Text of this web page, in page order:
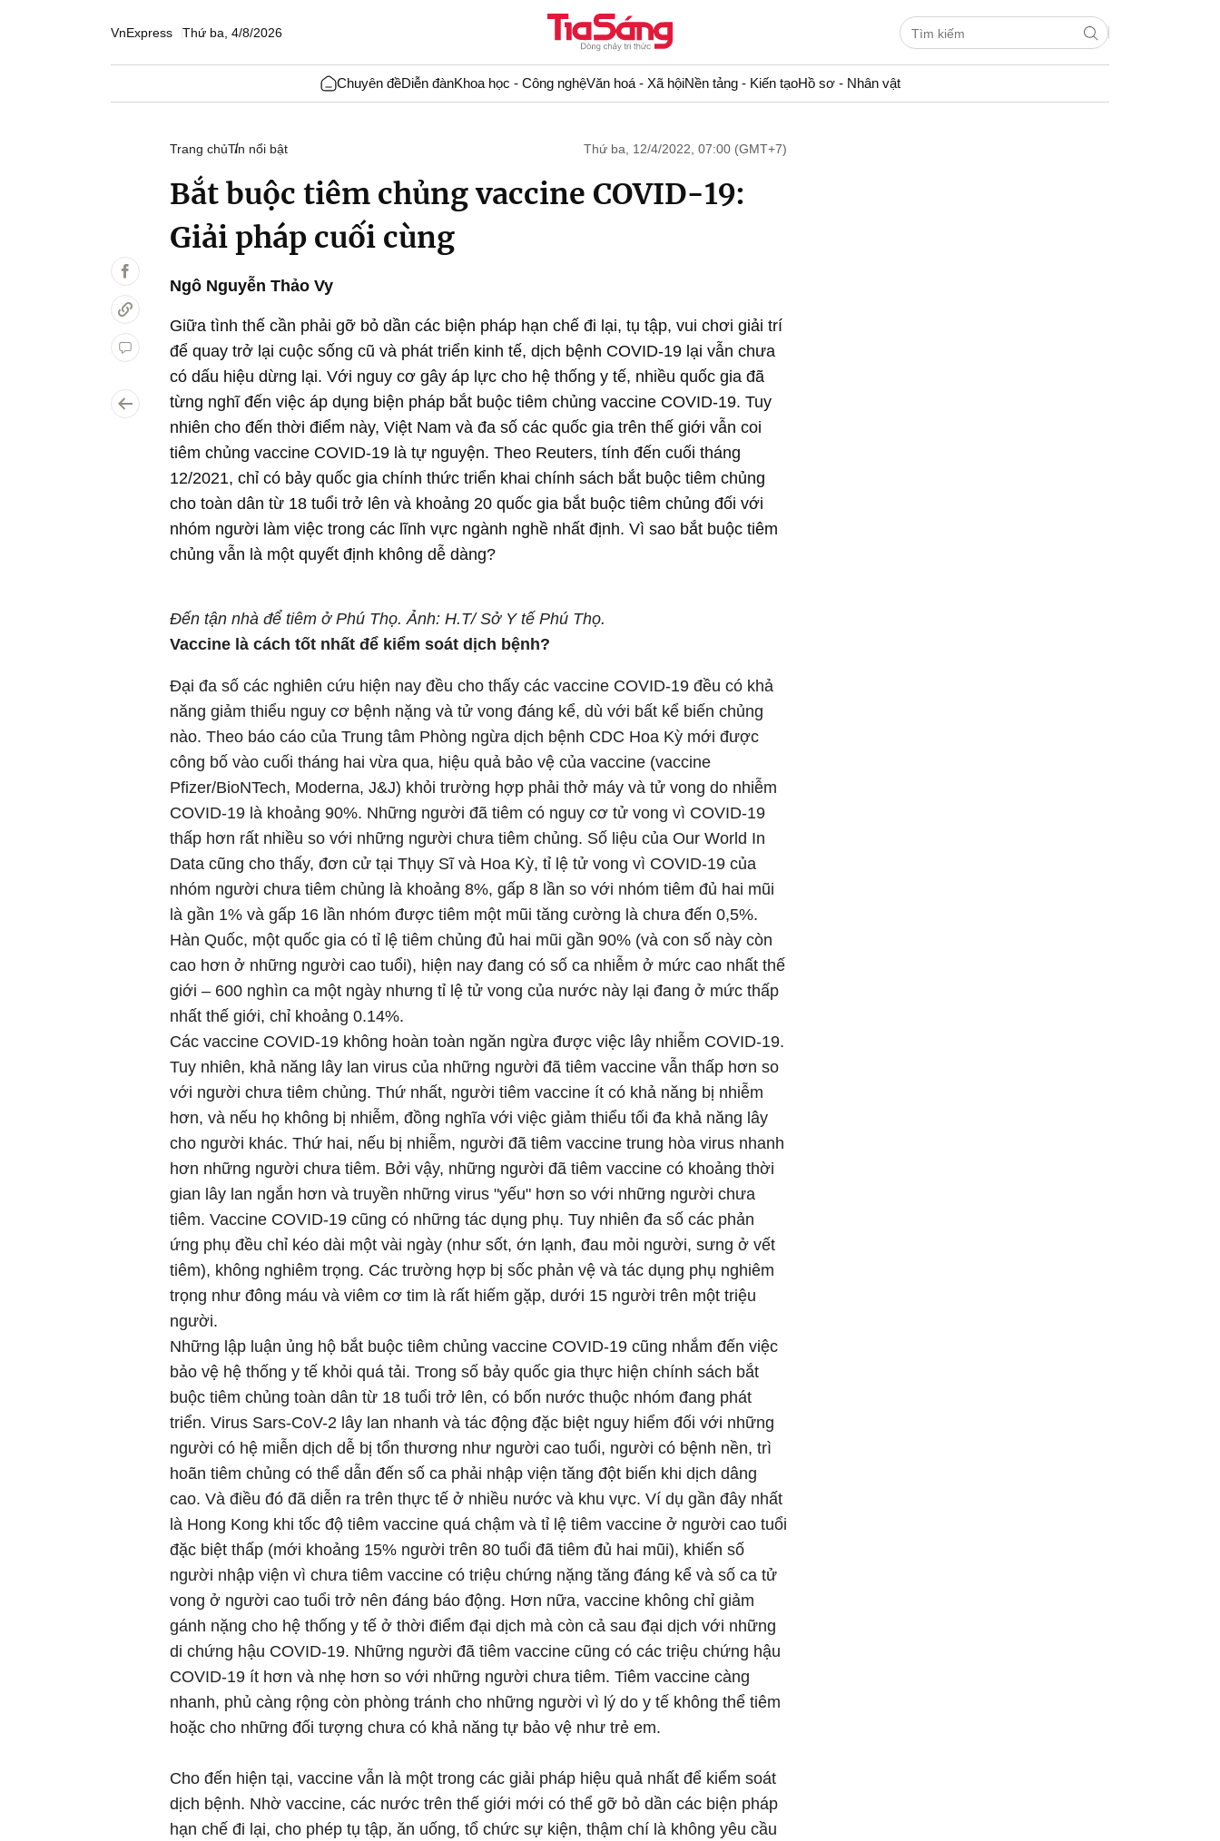
VnExpress Thứ ba, 4/8/2026
Chuyên đềDiễn đànKhoa học - Công nghệVăn hoá - Xã hộiNền tảng - Kiến tạoHồ sơ - Nhân vật
Trang chủTin nổi bật Thứ ba, 12/4/2022, 07:00 (GMT+7)
Bắt buộc tiêm chủng vaccine COVID-19:
Giải pháp cuối cùng
Ngô Nguyễn Thảo Vy
Giữa tình thế cần phải gỡ bỏ dần các biện pháp hạn chế đi lại, tụ tập, vui chơi giải trí
để quay trở lại cuộc sống cũ và phát triển kinh tế, dịch bệnh COVID-19 lại vẫn chưa
có dấu hiệu dừng lại. Với nguy cơ gây áp lực cho hệ thống y tế, nhiều quốc gia đã
từng nghĩ đến việc áp dụng biện pháp bắt buộc tiêm chủng vaccine COVID-19. Tuy
nhiên cho đến thời điểm này, Việt Nam và đa số các quốc gia trên thế giới vẫn coi
tiêm chủng vaccine COVID-19 là tự nguyện. Theo Reuters, tính đến cuối tháng
12/2021, chỉ có bảy quốc gia chính thức triển khai chính sách bắt buộc tiêm chủng
cho toàn dân từ 18 tuổi trở lên và khoảng 20 quốc gia bắt buộc tiêm chủng đối với
nhóm người làm việc trong các lĩnh vực ngành nghề nhất định. Vì sao bắt buộc tiêm
chủng vẫn là một quyết định không dễ dàng?
Đến tận nhà để tiêm ở Phú Thọ. Ảnh: H.T/ Sở Y tế Phú Thọ.
Vaccine là cách tốt nhất để kiểm soát dịch bệnh?
Đại đa số các nghiên cứu hiện nay đều cho thấy các vaccine COVID-19 đều có khả
năng giảm thiểu nguy cơ bệnh nặng và tử vong đáng kể, dù với bất kể biến chủng
nào. Theo báo cáo của Trung tâm Phòng ngừa dịch bệnh CDC Hoa Kỳ mới được
công bố vào cuối tháng hai vừa qua, hiệu quả bảo vệ của vaccine (vaccine
Pfizer/BioNTech, Moderna, J&J) khỏi trường hợp phải thở máy và tử vong do nhiễm
COVID-19 là khoảng 90%. Những người đã tiêm có nguy cơ tử vong vì COVID-19
thấp hơn rất nhiều so với những người chưa tiêm chủng. Số liệu của Our World In
Data cũng cho thấy, đơn cử tại Thụy Sĩ và Hoa Kỳ, tỉ lệ tử vong vì COVID-19 của
nhóm người chưa tiêm chủng là khoảng 8%, gấp 8 lần so với nhóm tiêm đủ hai mũi
là gần 1% và gấp 16 lần nhóm được tiêm một mũi tăng cường là chưa đến 0,5%.
Hàn Quốc, một quốc gia có tỉ lệ tiêm chủng đủ hai mũi gần 90% (và con số này còn
cao hơn ở những người cao tuổi), hiện nay đang có số ca nhiễm ở mức cao nhất thế
giới – 600 nghìn ca một ngày nhưng tỉ lệ tử vong của nước này lại đang ở mức thấp
nhất thế giới, chỉ khoảng 0.14%.
Các vaccine COVID-19 không hoàn toàn ngăn ngừa được việc lây nhiễm COVID-19.
Tuy nhiên, khả năng lây lan virus của những người đã tiêm vaccine vẫn thấp hơn so
với người chưa tiêm chủng. Thứ nhất, người tiêm vaccine ít có khả năng bị nhiễm
hơn, và nếu họ không bị nhiễm, đồng nghĩa với việc giảm thiểu tối đa khả năng lây
cho người khác. Thứ hai, nếu bị nhiễm, người đã tiêm vaccine trung hòa virus nhanh
hơn những người chưa tiêm. Bởi vậy, những người đã tiêm vaccine có khoảng thời
gian lây lan ngắn hơn và truyền những virus "yếu" hơn so với những người chưa
tiêm. Vaccine COVID-19 cũng có những tác dụng phụ. Tuy nhiên đa số các phản
ứng phụ đều chỉ kéo dài một vài ngày (như sốt, ớn lạnh, đau mỏi người, sưng ở vết
tiêm), không nghiêm trọng. Các trường hợp bị sốc phản vệ và tác dụng phụ nghiêm
trọng như đông máu và viêm cơ tim là rất hiếm gặp, dưới 15 người trên một triệu
người.
Những lập luận ủng hộ bắt buộc tiêm chủng vaccine COVID-19 cũng nhắm đến việc
bảo vệ hệ thống y tế khỏi quá tải. Trong số bảy quốc gia thực hiện chính sách bắt
buộc tiêm chủng toàn dân từ 18 tuổi trở lên, có bốn nước thuộc nhóm đang phát
triển. Virus Sars-CoV-2 lây lan nhanh và tác động đặc biệt nguy hiểm đối với những
người có hệ miễn dịch dễ bị tổn thương như người cao tuổi, người có bệnh nền, trì
hoãn tiêm chủng có thể dẫn đến số ca phải nhập viện tăng đột biến khi dịch dâng
cao. Và điều đó đã diễn ra trên thực tế ở nhiều nước và khu vực. Ví dụ gần đây nhất
là Hong Kong khi tốc độ tiêm vaccine quá chậm và tỉ lệ tiêm vaccine ở người cao tuổi
đặc biệt thấp (mới khoảng 15% người trên 80 tuổi đã tiêm đủ hai mũi), khiến số
người nhập viện vì chưa tiêm vaccine có triệu chứng nặng tăng đáng kể và số ca tử
vong ở người cao tuổi trở nên đáng báo động. Hơn nữa, vaccine không chỉ giảm
gánh nặng cho hệ thống y tế ở thời điểm đại dịch mà còn cả sau đại dịch với những
di chứng hậu COVID-19. Những người đã tiêm vaccine cũng có các triệu chứng hậu
COVID-19 ít hơn và nhẹ hơn so với những người chưa tiêm. Tiêm vaccine càng
nhanh, phủ càng rộng còn phòng tránh cho những người vì lý do y tế không thể tiêm
hoặc cho những đối tượng chưa có khả năng tự bảo vệ như trẻ em.
Cho đến hiện tại, vaccine vẫn là một trong các giải pháp hiệu quả nhất để kiểm soát
dịch bệnh. Nhờ vaccine, các nước trên thế giới mới có thể gỡ bỏ dần các biện pháp
hạn chế đi lại, cho phép tụ tập, ăn uống, tổ chức sự kiện, thậm chí là không yêu cầu